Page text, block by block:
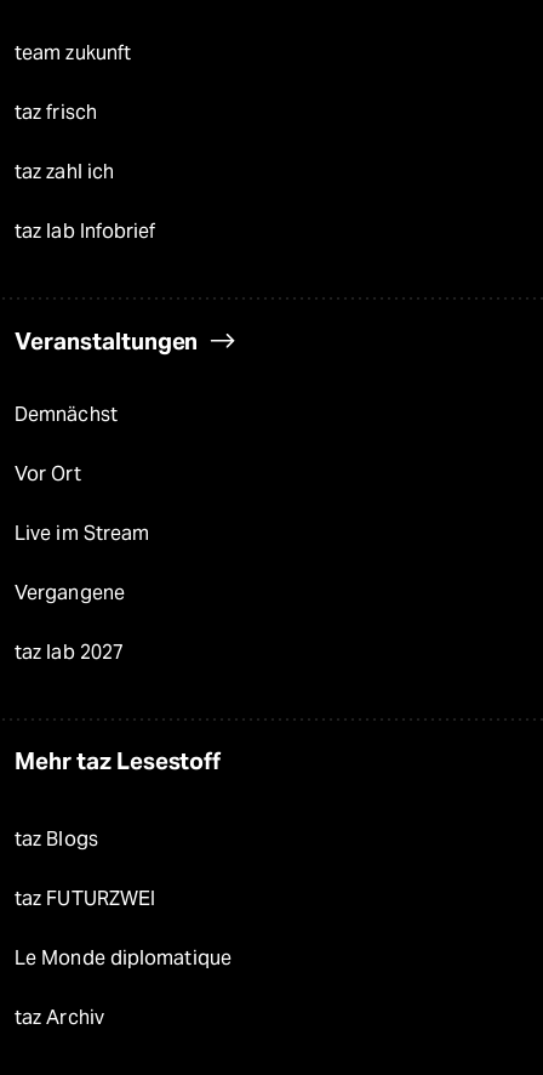
team zukunft
taz frisch
taz zahl ich
taz lab Infobrief
Veranstaltungen
Demnächst
Vor Ort
Live im Stream
Vergangene
taz lab 2027
Mehr taz Lesestoff
taz Blogs
taz FUTURZWEI
Le Monde diplomatique
taz Archiv